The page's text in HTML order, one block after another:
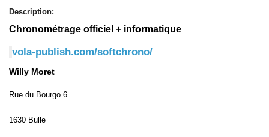
Courses à pieds
VTT
Slalom In-Line
Caisse à savon
Coupe "Journal La Gruyère"
Hippisme
Archives
Description:
Chronométrage officiel + informatique
vola-publish.com/softchrono/
Willy Moret
Rue du Bourgo 6
1630 Bulle